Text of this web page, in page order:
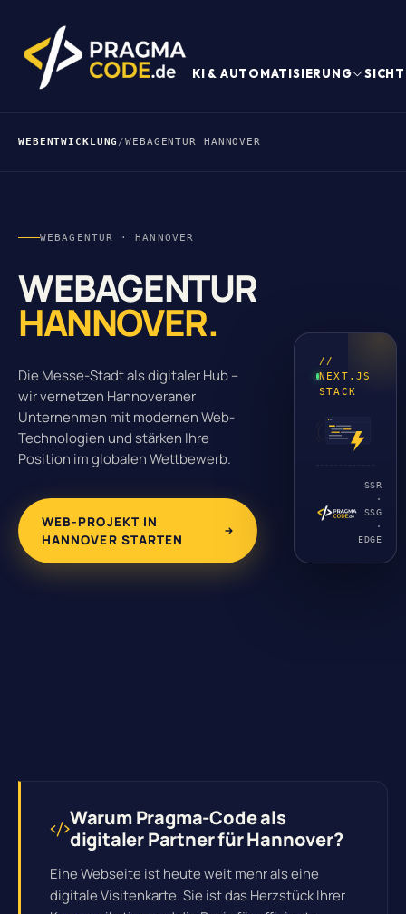
KI & AUTOMATISIERUNG
WEBENTWICKLUNG /WEBAGENTUR HANNOVER
WEBAGENTUR · HANNOVER
WEBAGENTUR
HANNOVER.
Die Messe-Stadt als digitaler Hub –
wir vernetzen Hannoveraner
Unternehmen mit modernen Web-
Technologien und stärken Ihre
Position im globalen Wettbewerb.
WEB-PROJEKT IN
HANNOVER STARTEN
//
NEXT.JS
STACK
SSR
·
SSG
·
EDGE
Warum Pragma-Code als
digitaler Partner für Hannover?
Eine Webseite ist heute weit mehr als eine
digitale Visitenkarte. Sie ist das Herzstück Ihrer